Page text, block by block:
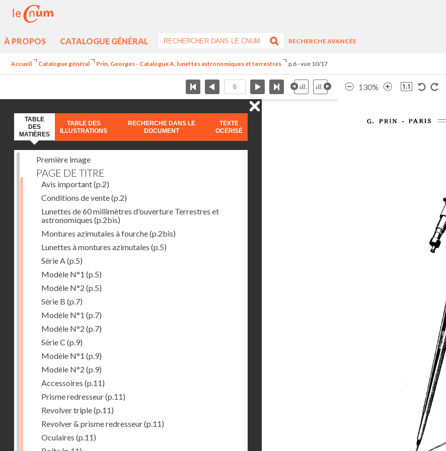
À PROPOS CATALOGUE GÉNÉRAL
RECHERCHE AVANCÉE
Accueil Catalogue général Prin, Georges - Catalogue A, lunettes astronomiques et terrestres p.6 - vue 10/17
130%
TABLE
DES
MATIÈRES
TABLE DES
ILLUSTRATIONS
RECHERCHE DANS LE
DOCUMENT
TEXTE
OCÉRISÉ
Première image
PAGE DE TITRE
Avis important(p.2)
Conditions de vente(p.2)
Lunettes de 60 millimètres d'ouverture Terrestres et
astronomiques (p.2bis)
Montures azimutales à fourche(p.2bis)
Lunettes à montures azimutales (p.5)
Série A(p.5)
Modèle N°1 (p.5)
Modèle N°2 (p.5)
Série B (p.7)
Modèle N°1 (p.7)
Modèle N°2 (p.7)
Série C (p.9)
Modèle N°1 (p.9)
Modèle N°2 (p.9)
Accessoires (p.11)
Prisme redresseur(p.11)
Revolver triple(p.11)
Revolver & prisme redresseur(p.11)
Oculaires (p.11)